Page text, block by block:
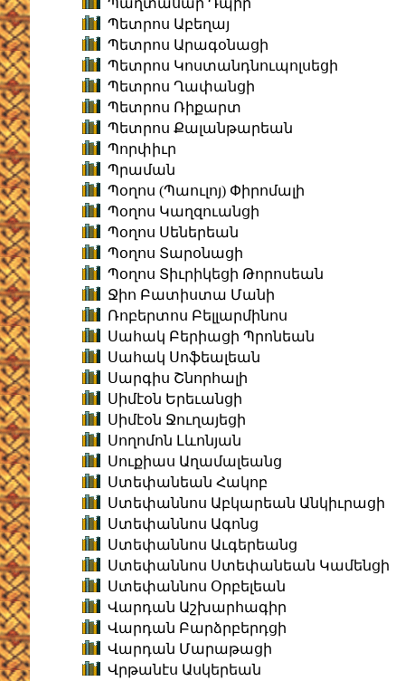
Պաղտասար Դպիր
Պետրոս Աբեղայ
Պետրոս Արագօնացի
Պետրոս Կոստանդնուպոլսեցի
Պետրոս Ղափանցի
Պետրոս Ռիքարտ
Պետրոս Քալանթարեան
Պորփիւր
Պրաման
Պօղոս (Պաուլոյ) Փիրոմալի
Պօղոս Կաղզուանցի
Պօղոս Սեներեան
Պօղոս Տարօնացի
Պօղոս Տիւրիկեցի Թորոսեան
Ջիո Բատիստա Մանի
Ռոբերտոս Բելլարմինոս
Սահակ Բերիացի Պրոնեան
Սահակ Սոֆեալեան
Սարգիս Շնորհալի
Սիմէօն Երեւանցի
Սիմէօն Ջուղայեցի
Սողոմոն Լևոնյան
Սուքիաս Աղամալեանց
Ստեփանեան Հակոբ
Ստեփաննոս Աբկարեան Անկիւրացի
Ստեփաննոս Ագոնց
Ստեփաննոս Աւգերեանց
Ստեփաննոս Ստեփանեան Կամենցի
Ստեփաննոս Օրբելեան
Վարդան Աշխարհագիր
Վարդան Բարձրբերդցի
Վարդան Մարաթացի
Վրթանէս Ասկերեան